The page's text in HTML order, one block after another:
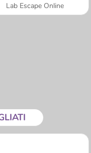
Lab Escape Online